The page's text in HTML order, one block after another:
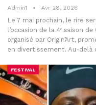
Admin1 Avr 28, 2026
Le 7 mai prochain, le rire
l’occasion de la 4ᵉ saison
organisé par Origin’Art,
en divertissement. Au-
FESTIVAL